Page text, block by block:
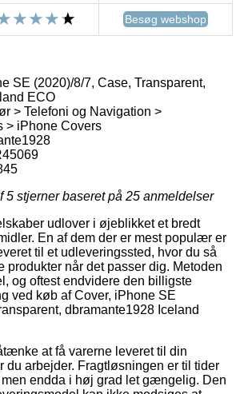
Besøg webshop
SE (2020)/8/7, Case, Transparent,
ECO
> Telefoni og Navigation >
> iPhone Covers
5 stjerner baseret på 25 anmeldelser
udlover i øjeblikket et bredt
En af dem der er mest populær er
til et udleveringssted, hvor du så
produkter når det passer dig. Metoden
og oftest endvidere den billigste
ved køb af Cover, iPhone SE
dbramante1928 Iceland
at få varerne leveret til din
du arbejder. Fragtløsningen er til tider
endda i høj grad let gængelig. Den